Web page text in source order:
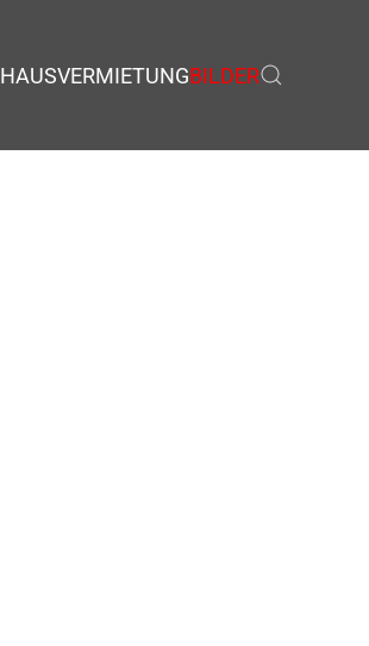
HAUSVERMIETUNGBILDER